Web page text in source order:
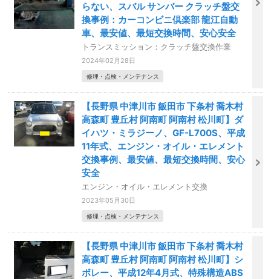
らない、スバル サンバー クラッチ盤交
換事例：カーコンビニ倶楽部 龍江自動
車、最安値、最短交換時間、安心安全
トランスミッション：クラッチ盤交換作業
2024年02月28日
修理・点検・メンテナンス
【長野県 中津川市 飯田市 下条村 喬木村
高森町 豊丘村 阿南町 阿南村 松川町】ダ
イハツ・ミラジーノ、GF-L700S、平成
11年式、エンジン・オイル・エレメント
交換事例、最安値、最短交換時間、安心
安全
エンジン・オイル・エレメント交換
2023年05月30日
修理・点検・メンテナンス
【長野県 中津川市 飯田市 下条村 喬木村
高森町 豊丘村 阿南町 阿南村 松川町】シ
ボレー、平成12年4月式、特殊構造ABS